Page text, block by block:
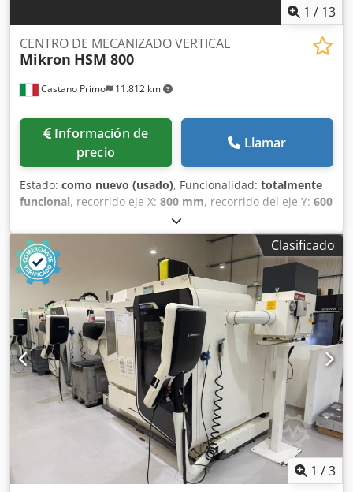
1 / 13
Castano Primo 11.812 km
CENTRO DE MECANIZADO VERTICAL
Mikron HSM 800
Información de
precio
Llamar
Estado: como nuevo (usado), Funcionalidad: totalmente
funcional, recorrido eje X: 800 mm, recorrido del eje Y: 600
500 mm
HEIDENHAIN, modelo de controlador:iTNC530, velocidad
del cabezal (máx.):
36.000 rpm
, horas de funcionamiento
del husillo:
, nariz del husillo:HSK 50
, número de
husillos:
, Equipamiento:Marcado CE, documentación /
manual, CENTRO DE MECANIZADO VERTICAL MIKRON
MODELO HSM 800 RECORRIDO EJE X 800 mm Dedpfx Aew
U T Szsiceck RECORRIDO EJE Y 600 mm RECORRIDO EJE Z
500 mm HUSILLO HSK E 50 VELOCIDAD DEL HUSILLO 36.000
RPM PALPADOR DE PIEZA SISTEMA DE MEDICIÓN LÁSER
MANUALES DE USO Y MANTENIMIENTO CERTIFICACIÓN CE
CNC HEIDENHAIN iTNC 530 HANDWHEEL REMOTO
MOTORES Y ACCIONAMIENTOS SIEMENS SISTEMA DE
MEDICIÓN CON REGLAS ÓPTICAS HEIDENHAIN HORAS DE
FUNCIONAMIENTO TOTALES: 6447 HORAS DE HUSILLO:
Clasificado
1 /3